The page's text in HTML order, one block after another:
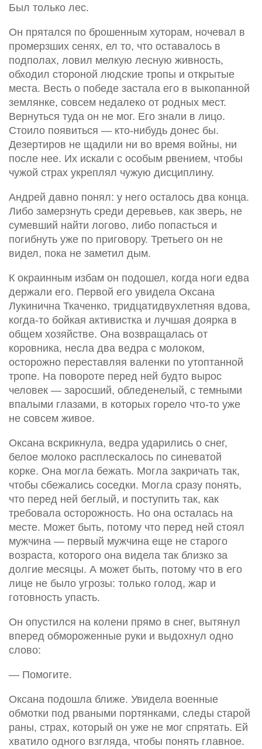
Был только лес.
Он прятался по брошенным хуторам, ночевал в
промерзших сенях, ел то, что оставалось в
подполах, ловил мелкую лесную живность,
обходил стороной людские тропы и открытые
места. Весть о победе застала его в выкопанной
землянке, совсем недалеко от родных мест.
Вернуться туда он не мог. Его знали в лицо.
Стоило появиться — кто-нибудь донес бы.
Дезертиров не щадили ни во время войны, ни
после нее. Их искали с особым рвением, чтобы
чужой страх укреплял чужую дисциплину.
Андрей давно понял: у него осталось два конца.
Либо замерзнуть среди деревьев, как зверь, не
сумевший найти логово, либо попасться и
погибнуть уже по приговору. Третьего он не
видел, пока не заметил дым.
К окраинным избам он подошел, когда ноги едва
держали его. Первой его увидела Оксана
Лукинична Ткаченко, тридцатидвухлетняя вдова,
когда-то бойкая активистка и лучшая доярка в
общем хозяйстве. Она возвращалась от
коровника, несла два ведра с молоком,
осторожно переставляя валенки по утоптанной
тропе. На повороте перед ней будто вырос
человек — заросший, обледенелый, с темными
впалыми глазами, в которых горело что-то уже
не совсем живое.
Оксана вскрикнула, ведра ударились о снег,
белое молоко расплескалось по синеватой
корке. Она могла бежать. Могла закричать так,
чтобы сбежались соседки. Могла сразу понять,
что перед ней беглый, и поступить так, как
требовала осторожность. Но она осталась на
месте. Может быть, потому что перед ней стоял
мужчина — первый мужчина еще не старого
возраста, которого она видела так близко за
долгие месяцы. А может быть, потому что в его
лице не было угрозы: только голод, жар и
готовность упасть.
Он опустился на колени прямо в снег, вытянул
вперед обмороженные руки и выдохнул одно
слово:
— Помогите.
Оксана подошла ближе. Увидела военные
обмотки под рваными портянками, следы старой
раны, страх, который он уже не мог спрятать. Ей
хватило одного взгляда, чтобы понять главное.